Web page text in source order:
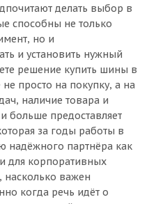
делать выбор в
способны не только
но и
и установить нужный
решение купить шины в
просто на покупку, а на
наличие товара и
больше предоставляет
за годы работы в
надёжного партнёра как
для корпоративных
насколько важен
когда речь идёт о